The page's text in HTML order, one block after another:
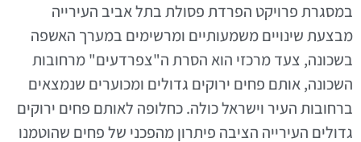
במסגרת פרויקט הפרדת פסולת בתל אביב העירייה
מבצעת שינויים משמעותיים ומרשימים במערך האשפה
בשכונה, צעד מרכזי הוא הסרת ה"צפרדעים" מרחובות
השכונה, אותם פחים ירוקים גדולים ומכוערים שנמצאים
ברחובות העיר וישראל כולה. כחלופה לאותם פחים ירוקים
גדולים העירייה הציבה פיתרון מהפכני של פחים שהוטמנו